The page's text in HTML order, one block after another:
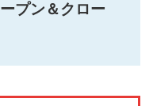
プン＆クロー